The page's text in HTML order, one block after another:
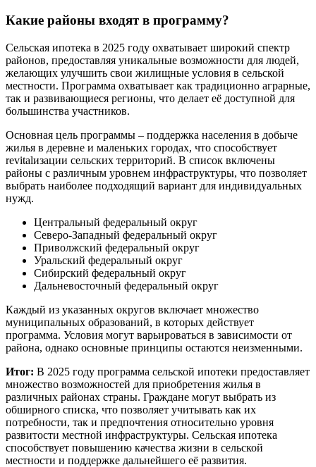
Какие районы входят в программу?
Сельская ипотека в 2025 году охватывает широкий спектр
районов, предоставляя уникальные возможности для людей,
желающих улучшить свои жилищные условия в сельской
местности. Программа охватывает как традиционно аграрные,
так и развивающиеся регионы, что делает её доступной для
большинства участников.
Основная цель программы – поддержка населения в добыче
жилья в деревне и маленьких городах, что способствует
revitalизации сельских территорий. В список включены
районы с различным уровнем инфраструктуры, что позволяет
выбрать наиболее подходящий вариант для индивидуальных
нужд.
Центральный федеральный округ
Северо-Западный федеральный округ
Приволжский федеральный округ
Уральский федеральный округ
Сибирский федеральный округ
Дальневосточный федеральный округ
Каждый из указанных округов включает множество
муниципальных образований, в которых действует
программа. Условия могут варьироваться в зависимости от
района, однако основные принципы остаются неизменными.
Итог: В 2025 году программа сельской ипотеки предоставляет
множество возможностей для приобретения жилья в
различных районах страны. Граждане могут выбрать из
обширного списка, что позволяет учитывать как их
потребности, так и предпочтения относительно уровня
развитости местной инфраструктуры. Сельская ипотека
способствует повышению качества жизни в сельской
местности и поддержке дальнейшего её развития.